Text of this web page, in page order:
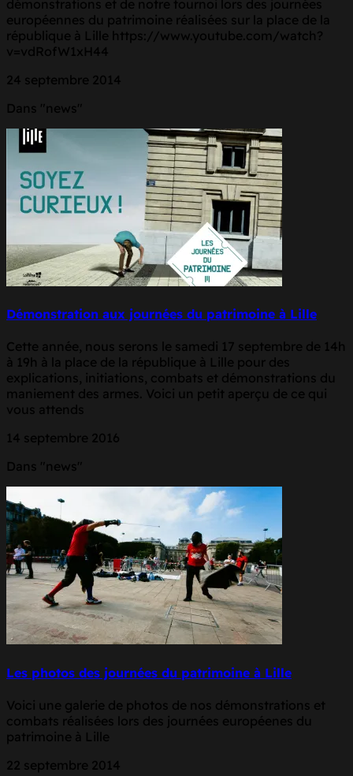
démonstrations et de notre tournoi lors des journées
européennes du patrimoine réalisées sur la place de la
république à Lille https://www.youtube.com/watch?
v=vdRofW1xH44
24 septembre 2014
Dans "news"
Démonstration aux journées du patrimoine à Lille
Cette année, nous serons le samedi 17 septembre de 14h
à 19h à la place de la république à Lille pour des
explications, initiations, combats et démonstrations du
maniement des armes. Voici un petit aperçu de ce qui
vous attends
14 septembre 2016
Dans "news"
Les photos des journées du patrimoine à Lille
Voici une galerie de photos de nos démonstrations et
combats réalisées lors des journées européenes du
patrimoine à Lille
22 septembre 2014